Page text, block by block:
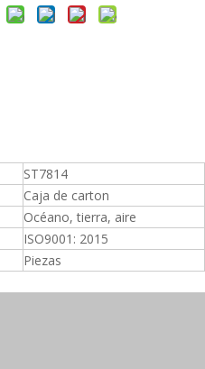
ST7814
Caja de carton
Océano, tierra, aire
ISO9001: 2015
Piezas